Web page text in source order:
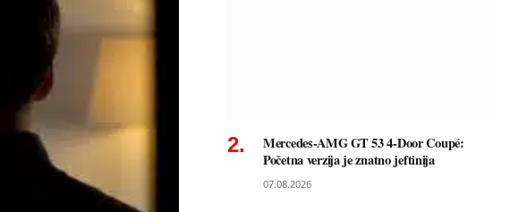
Mercedes-AMG GT 53 4-Door Coupé:
Početna verzija je znatno jeftinija
07.08.2026